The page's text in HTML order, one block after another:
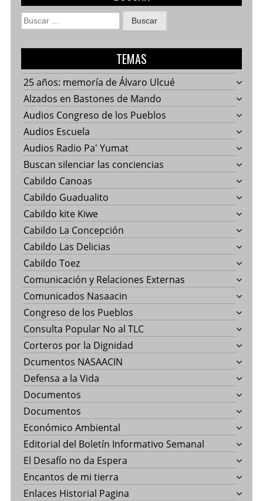
Buscar:
TEMAS
25 años: memoría de Álvaro Ulcué
Alzados en Bastones de Mando
Audios Congreso de los Pueblos
Audios Escuela
Audios Radio Pa' Yumat
Buscan silenciar las conciencias
Cabildo Canoas
Cabildo Guadualito
Cabildo kite Kiwe
Cabildo La Concepción
Cabildo Las Delicias
Cabildo Toez
Comunicación y Relaciones Externas
Comunicados Nasaacin
Congreso de los Pueblos
Consulta Popular No al TLC
Corteros por la Dignidad
Dcumentos NASAACIN
Defensa a la Vida
Documentos
Documentos
Económico Ambiental
Editorial del Boletín Informativo Semanal
El Desafío no da Espera
Encantos de mi tierra
Enlaces Historial Pagina